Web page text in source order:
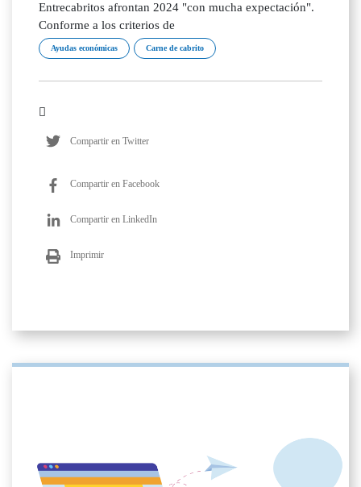
Entrecabritos afrontan 2024 "con mucha expectación".
Conforme a los criterios de
Ayudas económicas Carne de cabrito
Compartir en Twitter
Compartir en Facebook
Compartir en LinkedIn
Imprimir